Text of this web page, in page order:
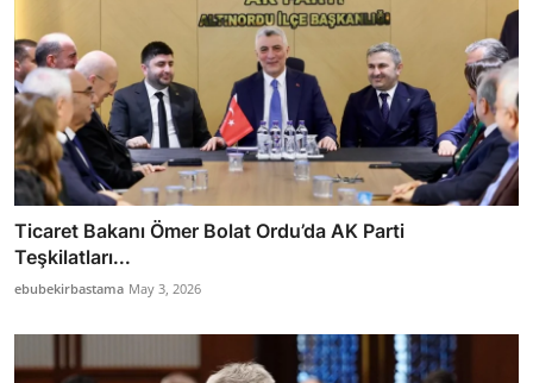
Ticaret Bakanı Ömer Bolat Ordu’da AK Parti
Teşkilatları...
ebubekirbastama May 3, 2026